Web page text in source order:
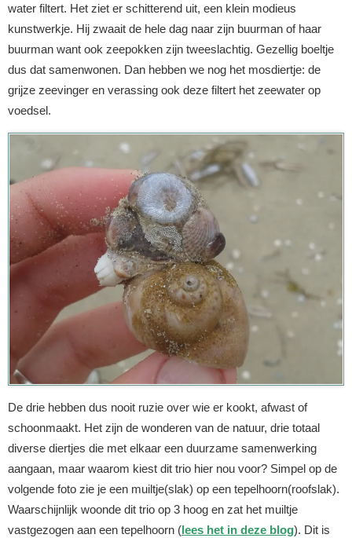
water filtert. Het ziet er schitterend uit, een klein modieus
kunstwerkje. Hij zwaait de hele dag naar zijn buurman of haar
buurman want ook zeepokken zijn tweeslachtig. Gezellig boeltje
dus dat samenwonen. Dan hebben we nog het mosdiertje: de
grijze zeevinger en verassing ook deze filtert het zeewater op
voedsel.
De drie hebben dus nooit ruzie over wie er kookt, afwast of
schoonmaakt. Het zijn de wonderen van de natuur, drie totaal
diverse diertjes die met elkaar een duurzame samenwerking
aangaan, maar waarom kiest dit trio hier nou voor? Simpel op de
volgende foto zie je een muiltje(slak) op een tepelhoorn(roofslak).
Waarschijnlijk woonde dit trio op 3 hoog en zat het muiltje
vastgezogen aan een tepelhoorn ( lees het in deze blog). Dit is